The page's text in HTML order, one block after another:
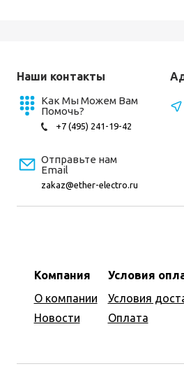
Наши контакты
Как Мы Можем Вам
Помочь?
+7 (495) 241-19-42
Отправьте нам
Email
zakaz@ether-electro.ru
Компания
О компании
Новости
Условия
Условия
Оплата